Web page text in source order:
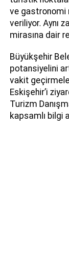
ve gastronomi
veriliyor. Aynı
mirasına dair
Büyükşehir
potansiyelini
vakit
Eskişehir’i
Turizm
kapsamlı bilgi